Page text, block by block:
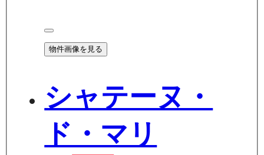
物件画像を見る
シャテーヌ・
ド・マリ